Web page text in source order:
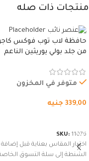
منتجات ذات صله
حافظة لاب توب فوكس
من جلد بولي يوريثين الناعم
وسوستة.
متوفر في المخزون
339,00 جنيه
SKU: 11076
اختيار المقاس بعناية قبل
الشنطة إلى سلة التسوق